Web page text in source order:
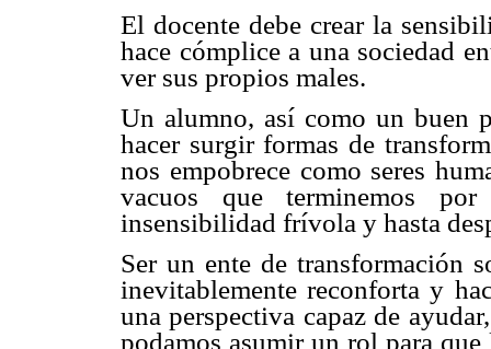
El docente debe crear la
hace cómplice a una sociedad
ver sus propios males.
Un alumno, así como un buen
hacer surgir formas de
nos empobrece como seres
vacuos que terminemos
insensibilidad frívola y hasta
Ser un ente de transformación
inevitablemente reconforta y
una perspectiva capaz de
podamos asumir un rol para